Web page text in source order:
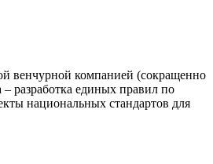
венчурной компанией (сокращенно
разработка единых правил по
национальных стандартов для